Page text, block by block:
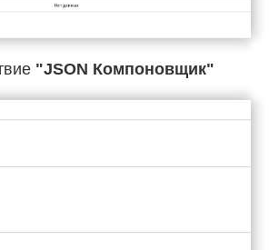
"JSON Компоновщик"